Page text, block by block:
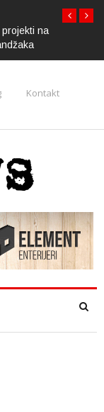
na
Kontakt